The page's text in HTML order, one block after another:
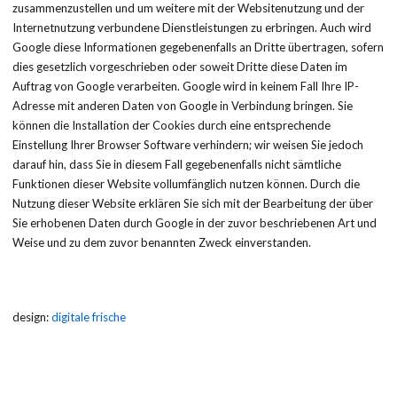
zusammenzustellen und um weitere mit der Websitenutzung und der
Internetnutzung verbundene Dienstleistungen zu erbringen. Auch wird
Google diese Informationen gegebenenfalls an Dritte übertragen, sofern
dies gesetzlich vorgeschrieben oder soweit Dritte diese Daten im
Auftrag von Google verarbeiten. Google wird in keinem Fall Ihre IP-
Adresse mit anderen Daten von Google in Verbindung bringen. Sie
können die Installation der Cookies durch eine entsprechende
Einstellung Ihrer Browser Software verhindern; wir weisen Sie jedoch
darauf hin, dass Sie in diesem Fall gegebenenfalls nicht sämtliche
Funktionen dieser Website vollumfänglich nutzen können. Durch die
Nutzung dieser Website erklären Sie sich mit der Bearbeitung der über
Sie erhobenen Daten durch Google in der zuvor beschriebenen Art und
Weise und zu dem zuvor benannten Zweck einverstanden.
design:digitale frische